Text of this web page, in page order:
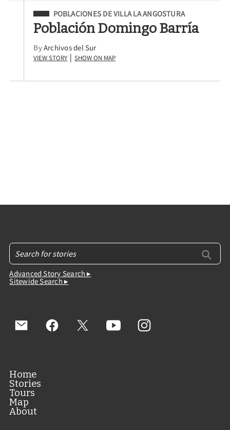
Filed Under
POBLACIONES DE VILLA LA ANGOSTURA
Población Domingo Barría
ByArchivos del Sur
View Story | Show on Map
Advanced Story Search ▸
Sitewide Search ▸
Home
Stories
Tours
Map
About